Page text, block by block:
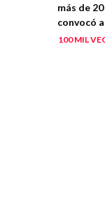
más de
convocó
100 MIL